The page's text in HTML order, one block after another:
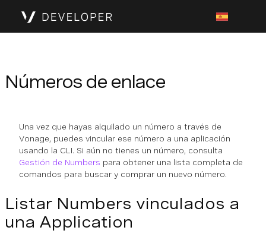
Números de enlace
Una vez que hayas alquilado un número a través de
Vonage, puedes vincular ese número a una aplicación
usando la CLI. Si aún no tienes un número, consulta
Gestión de Numbers para obtener una lista completa de
comandos para buscar y comprar un nuevo número.
Listar Numbers vinculados a
una Application